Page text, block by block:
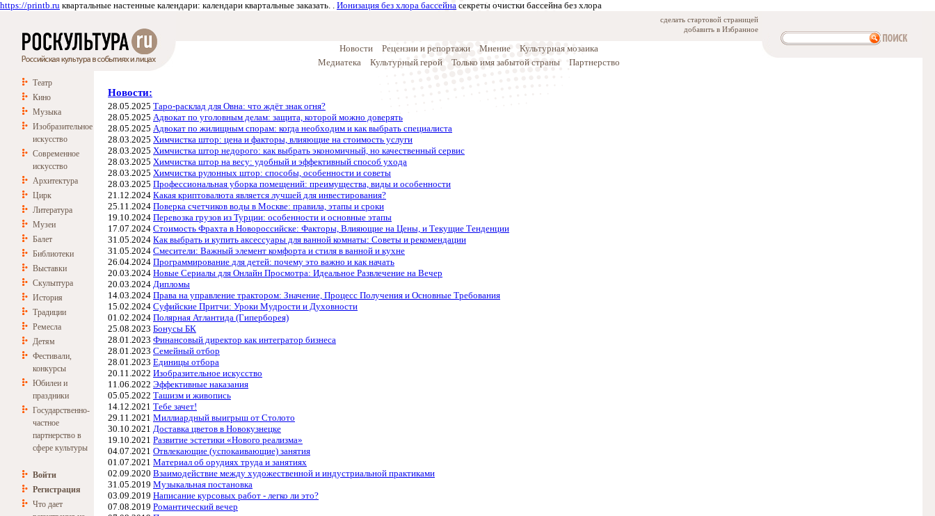
https://printb.ru квартальные настенные календари: календари квартальные заказать. . Ионизация без хлора бассейна секреты очистки бассейна без хлора
сделать стартовой страницей
добавить в Избранное
Новости Рецензии и репортажи Мнение
Культурная мозаика
Медиатека
Культурный герой Только имя забытой страны Партнерство
Театр
Кино
Музыка
Изобразительное
искусство
Современное
искусство
Архитектура
Цирк
Литература
Музеи
Балет
Библиотеки
Выставки
Скульптура
История
Традиции
Ремесла
Детям
Фестивали,
конкурсы
Юбилеи и
праздники
Государственно-
частное
партнерство в
сфере культуры
Войти
Регистрация
Что дает
Новости:
28.05.2025 Таро-расклад для Овна: что ждёт знак огня?
28.05.2025 Адвокат по уголовным делам: защита, которой можно доверять
28.05.2025 Адвокат по жилищным спорам: когда необходим и как выбрать специалиста
28.03.2025 Химчистка штор: цена и факторы, влияющие на стоимость услуги
28.03.2025 Химчистка штор недорого: как выбрать экономичный, но качественный сервис
28.03.2025 Химчистка штор на весу: удобный и эффективный способ ухода
28.03.2025 Химчистка рулонных штор: способы, особенности и советы
28.03.2025 Профессиональная уборка помещений: преимущества, виды и особенности
21.12.2024 Какая криптовалюта является лучшей для инвестирования?
25.11.2024 Поверка счетчиков воды в Москве: правила, этапы и сроки
19.10.2024 Перевозка грузов из Турции: особенности и основные этапы
17.07.2024 Стоимость Фрахта в Новороссийске: Факторы, Влияющие на Цены, и Текущие Тенденции
31.05.2024 Как выбрать и купить аксессуары для ванной комнаты: Советы и рекомендации
31.05.2024 Смесители: Важный элемент комфорта и стиля в ванной и кухне
26.04.2024 Программирование для детей: почему это важно и как начать
20.03.2024 Новые Сериалы для Онлайн Просмотра: Идеальное Развлечение на Вечер
20.03.2024 Дипломы
14.03.2024 Права на управление трактором: Значение, Процесс Получения и Основные Требования
15.02.2024 Суфийские Притчи: Уроки Мудрости и Духовности
01.02.2024 Полярная Атлантида (Гиперборея)
25.08.2023 Бонусы БК
28.01.2023 Финансовый директор как интегратор бизнеса
28.01.2023 Семейный отбор
28.01.2023 Единицы отбора
20.11.2022 Изобразительное искусство
11.06.2022 Эффективные наказания
05.05.2022 Ташизм и живопись
14.12.2021 Тебе зачет!
29.11.2021 Миллиардный выигрыш от Столото
30.10.2021 Доставка цветов в Новокузнецке
19.10.2021 Развитие эстетики «Нового реализма»
04.07.2021 Отвлекающие (успокаивающие) занятия
01.07.2021 Материал об орудиях труда и занятиях
02.09.2020 Взаимодействие между художественной и индустриальной практиками
31.05.2019 Музыкальная постановка
03.09.2019 Написание курсовых работ - легко ли это?
07.08.2019 Романтический вечер